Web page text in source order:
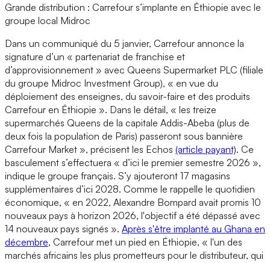
Grande distribution : Carrefour s’implante en Éthiopie avec le
groupe local Midroc
Dans un communiqué du 5 janvier, Carrefour annonce la
signature d’un « partenariat de franchise et
d’approvisionnement » avec Queens Supermarket PLC (filiale
du groupe Midroc Investment Group), « en vue du
déploiement des enseignes, du savoir-faire et des produits
Carrefour en Éthiopie ». Dans le détail, « les treize
supermarchés Queens de la capitale Addis-Abeba (plus de
deux fois la population de Paris) passeront sous bannière
Carrefour Market », précisent les Echos (article payant). Ce
basculement s’effectuera « d’ici le premier semestre 2026 »,
indique le groupe français. S’y ajouteront 17 magasins
supplémentaires d’ici 2028. Comme le rappelle le quotidien
économique, « en 2022, Alexandre Bompard avait promis 10
nouveaux pays à horizon 2026, l'objectif a été dépassé avec
14 nouveaux pays signés ». Après s'être implanté au Ghana en
décembre, Carrefour met un pied en Éthiopie, « l'un des
marchés africains les plus prometteurs pour le distributeur, qui